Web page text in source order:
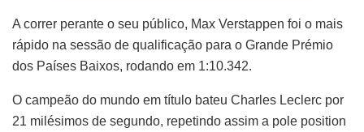
A correr perante o seu público, Max Verstappen foi o mais
rápido na sessão de qualificação para o Grande Prémio
dos Países Baixos, rodando em 1:10.342.
O campeão do mundo em título bateu Charles Leclerc por
21 milésimos de segundo, repetindo assim a pole position